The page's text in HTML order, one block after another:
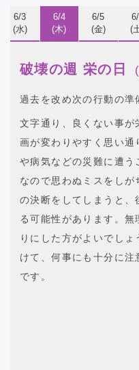
6/3
(水)
6/4
(木)
6/5
(金)
(
破壊の週 栄の日
過去を改め次の行動の準
文字通り、良くない事
画が変わりやすく思い
や病気などの災難に遭う
なので思わぬミスをし
の決断をしてしまうと、
る可能性があります。
りにした方がよいでし
けて、何事にも十分に
です。